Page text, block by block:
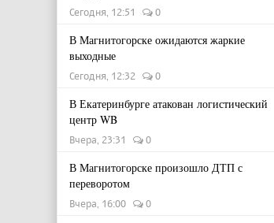
Сегодня, 12:51 0
В Магнитогорске ожидаются жаркие
выходные
Сегодня, 12:32 0
В Екатеринбурге атакован логистический
центр WB
Вчера, 23:31 0
В Магнитогорске произошло ДТП с
переворотом
Вчера, 16:00 0